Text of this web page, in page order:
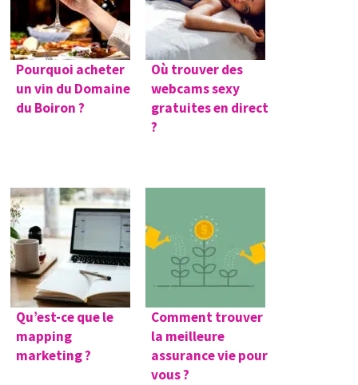
Pourquoi acheter
un vin du Domaine
du Boiron ?
Où trouver des
webcams sexy
gratuites en direct
?
Qu’est-ce que le
mapping
marketing ?
Comment trouver
la meilleure
assurance vie pour
vous ?